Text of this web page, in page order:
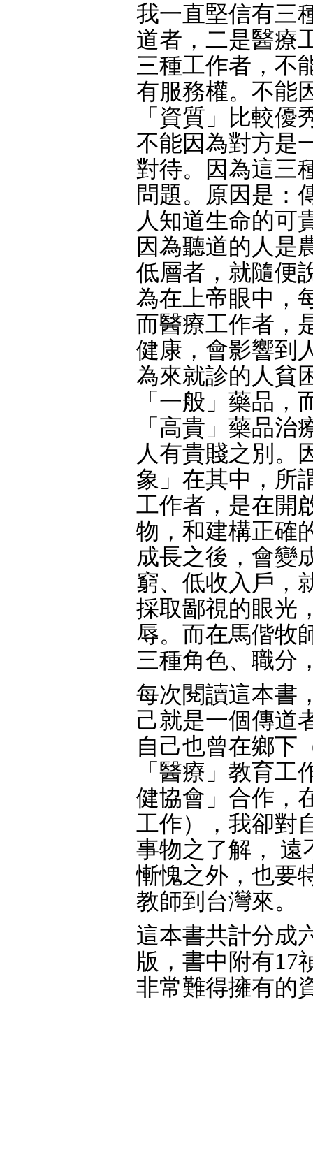
我一直堅信有三
道者，二是醫療
三種工作者，不
有服務權。不能
「資質」比較
不能因為對方是
對待。因為這三
問題。原因是：
人知道生命的可
因為聽道的人是
低層者，就隨便
為在上帝眼中，
而醫療工作者，
健康，會影響到
為來就診的人貧
「一般」藥品
「高貴」藥品
人有貴賤之別。
象」在其中，所
工作者，是在開
物，和建構正確
成長之後，會變
窮、低收入戶，
採取鄙視的眼光
辱。而在馬偕牧
三種角色、職分
每次閱讀這本書
己就是一個傳道
自己也曾在鄉下
「醫療」教育
健協會」合作，
工作），我卻對
事物之了解， 遠
慚愧之外，也要
教師到台灣來。
這本書共計分成
版，書中附有17
非常難得擁有的